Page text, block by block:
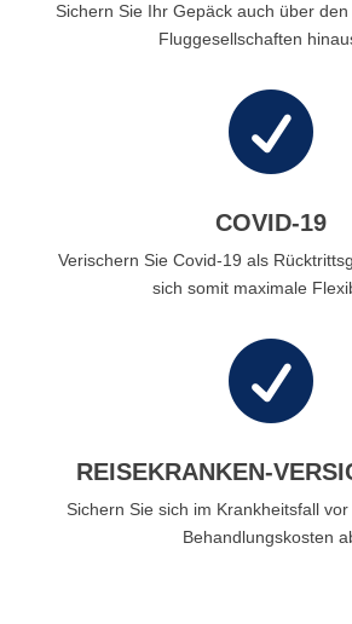
Sichern Sie Ihr Gepäck auch über
Fluggesellschaften

COVID-19
Verischern Sie Covid-19 als
sich somit maximale

REISEKRANKEN-
Sichern Sie sich im Krankheitsfall
Behandlungskosten